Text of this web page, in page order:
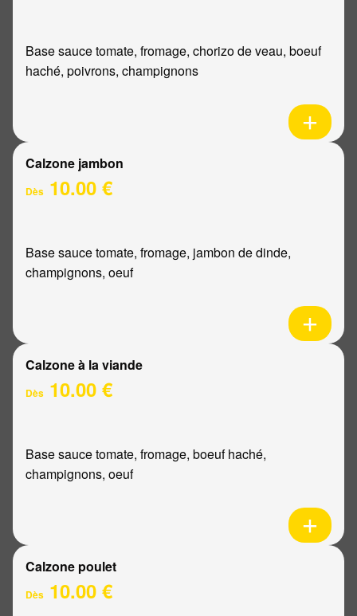
Base sauce tomate, fromage, chorizo de veau, boeuf
haché, poivrons, champignons
Calzone jambon
Dès 10.00 €
Base sauce tomate, fromage, jambon de dinde,
champignons, oeuf
Calzone à la viande
Dès 10.00 €
Base sauce tomate, fromage, boeuf haché,
champignons, oeuf
Calzone poulet
Dès 10.00 €